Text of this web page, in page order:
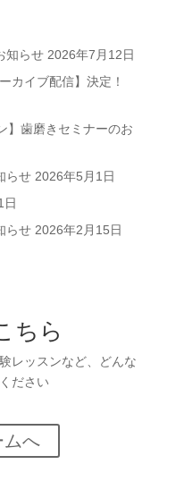
知らせ 2026年7月12日
カイブ配信】決定！
】歯磨きセミナーのお
らせ 2026年5月1日
日
らせ 2026年2月15日
ちら
レッスンなど、どんな
ださい
ムへ